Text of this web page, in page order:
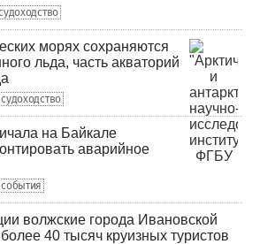
морях сохраняются
льда, часть акваторий
судоходство
на Байкале
аварийное
события
волжские города Ивановской
40 тысяч круизных туристов